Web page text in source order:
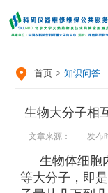
 首页 > 知识问答
生物大分子相
文章来源： 发布
生物体细胞
等大分子，即